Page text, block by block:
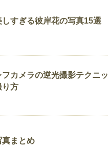
すぎる彼岸花の写真15選
カメラの逆光撮影テクニッ
り方
真まとめ